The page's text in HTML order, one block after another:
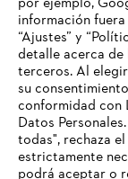
Contacto
Carrera
Sistema de
información
“Ajustes” y
detalle acerca de
terceros. Al
su
conformidad con
Datos
todas", rechaza
estrictamente
podrá aceptar o